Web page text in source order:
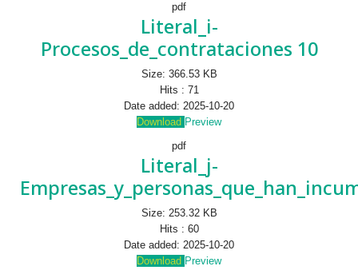
pdf
Literal_i-
Procesos_de_contrataciones 10
Size: 366.53 KB
Hits : 71
Date added: 2025-10-20
Download Preview
pdf
Literal_j-
Size: 253.32 KB
Hits : 60
Date added: 2025-10-20
Download Preview